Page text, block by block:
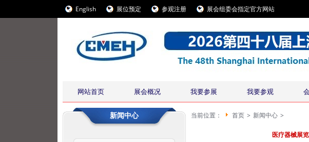
English 展位预定 参观注册 展会组委会指定官方网站
网站首页 展会概况 我要参展 我要参观
新闻中心 当前位置： 首页 > 新闻中心 >
医疗器械展